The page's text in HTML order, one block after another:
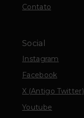
Contato
Social
Instagram
Facebook
X (Antigo Twitter)
Youtube